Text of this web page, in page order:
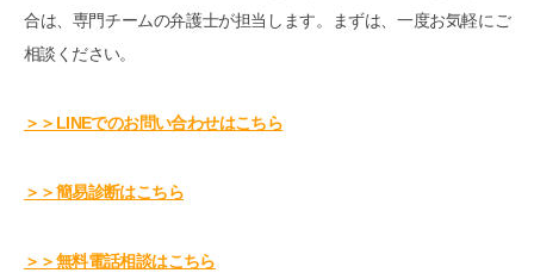
合は、専門チームの弁護士が担当します。まずは、一度お気軽にご
相談ください。
＞＞LINEでのお問い合わせはこちら
＞＞簡易診断はこちら
＞＞無料電話相談はこちら